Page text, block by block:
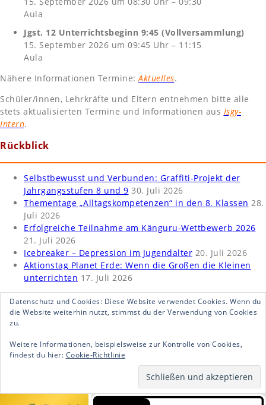
Aula
Jgst. 12 Unterrichtsbeginn 9:45 (Vollversammlung)
15. September 2026 um 09:45 Uhr – 11:15
Aula
Nähere Informationen Termine: Aktuelles.
Schüler/innen, Lehrkräfte und Eltern entnehmen bitte alle
stets aktualisierten Termine und Informationen aus Isgy-
Intern.
Rückblick
Selbstbewusst und Verbunden: Graffiti-Projekt der
Jahrgangsstufen 8 und 9 30. Juli 2026
Thementage „Alltagskompetenzen“ in den 8. Klassen 28.
Juli 2026
Erfolgreiche Teilnahme am Känguru-Wettbewerb 2026
21. Juli 2026
Icebreaker – Depression im Jugendalter 20. Juli 2026
Aktionstag Planet Erde: Wenn die Großen die Kleinen
unterrichten 17. Juli 2026
Datenschutz und Cookies: Diese Website verwendet Cookies. Wenn du
die Website weiterhin nutzt, stimmst du der Verwendung von Cookies
zu.
Weitere Informationen, beispielsweise zur Kontrolle von Cookies,
findest du hier: Cookie-Richtlinie